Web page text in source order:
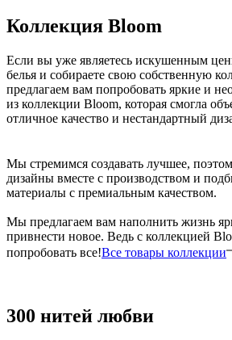
Коллекция Bloom
Если вы уже являетесь искушенным
белья и собираете свою собственную
предлагаем вам попробовать яркие и
из коллекции Bloom, которая смогла
отличное качество и нестандартный
Мы стремимся создавать лучшее,
дизайны вместе с производством и
материалы с премиальным качеством.
Мы предлагаем вам наполнить жизнь
привнести новое. Ведь с коллекцией
попробовать все!Все товары коллекции
300 нитей любви